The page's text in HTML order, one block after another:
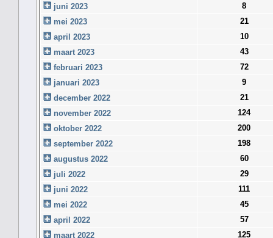
juni 2023
8
mei 2023
21
april 2023
10
maart 2023
43
februari 2023
72
januari 2023
9
december 2022
21
november 2022
124
oktober 2022
200
september 2022
198
augustus 2022
60
juli 2022
29
juni 2022
111
mei 2022
45
april 2022
57
maart 2022
125